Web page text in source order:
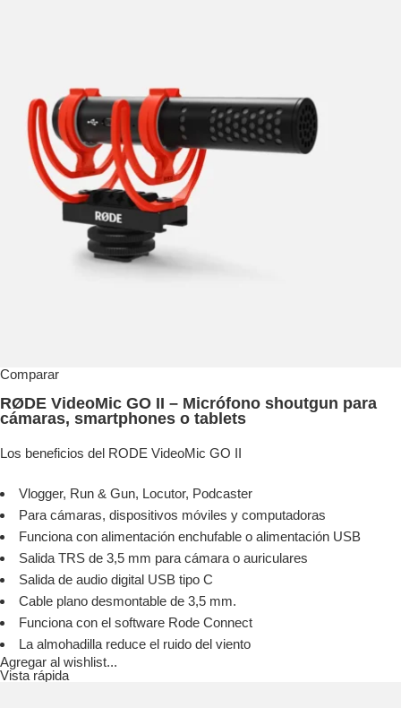
Comparar
RØDE VideoMic GO II – Micrófono shoutgun para
cámaras, smartphones o tablets
Los beneficios del RODE VideoMic GO II
Vlogger, Run & Gun, Locutor, Podcaster
Para cámaras, dispositivos móviles y computadoras
Funciona con alimentación enchufable o alimentación USB
Salida TRS de 3,5 mm para cámara o auriculares
Salida de audio digital USB tipo C
Cable plano desmontable de 3,5 mm.
Funciona con el software Rode Connect
La almohadilla reduce el ruido del viento
Agregar al wishlist...
Vista rápida